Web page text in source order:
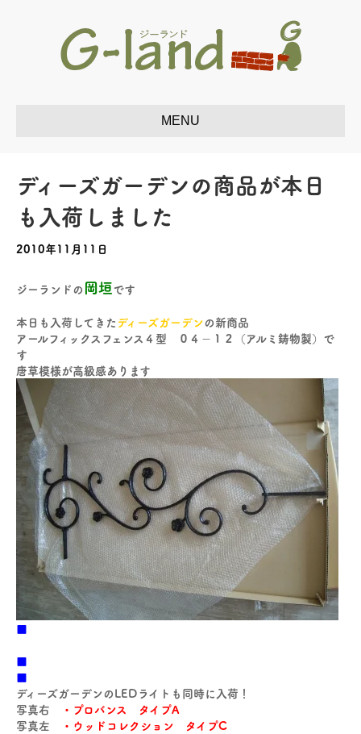
ディーズガーデンの商品が本日
も入荷しました
2010年11月11日
ジーランドの岡垣です
本日も入荷してきた ディーズガーデンの新商品
アールフィックスフェンス４型 ０４－１２（アルミ鋳物製）で
す
唐草模様が高級感あります
■
■
■
ディーズガーデンのLEDライトも同時に入荷！
写真右
・プロバンス タイプA
写真左 ・ウッドコレクション タイプC